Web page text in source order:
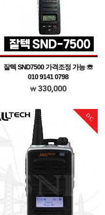
잘텍 SND7500 가격조정 가능 ☏
010 9141 0798
가격조정가능 문의주세요
330,000
DC